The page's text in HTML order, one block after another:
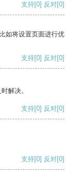
支持[0] 反对[0]
如将设置页面进行优
支持[0] 反对[0]
解决。
支持[0] 反对[0]
支持[0] 反对[0]